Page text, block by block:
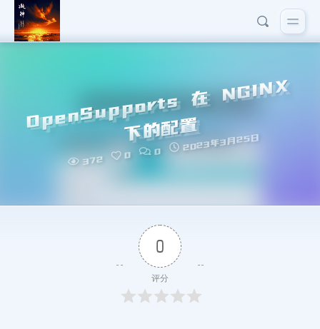
O
p
e
n
S
u
p
p
o
rt
s
在
N
GI
N
X
下
的
配
置
372 0 0 2023年3月25日
0
评分